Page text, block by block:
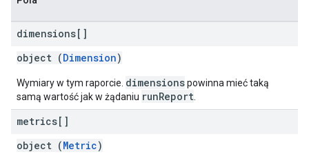
dimensions[]
object (Dimension)
Wymiary w tym raporcie. dimensionspowinna mieć taką
samą wartość jak w żądaniu runReport
metrics[]
object (Metric)